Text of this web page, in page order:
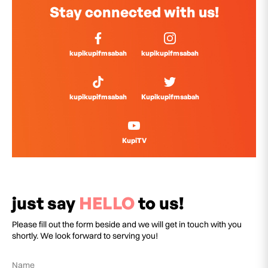
Stay connected with us!
kupikupifmsabah kupikupifmsabah
kupikupifmsabah Kupikupifmsabah
KupiTV
just say HELLOto us!
Please fill out the form beside and we will get in touch with you
shortly. We look forward to serving you!